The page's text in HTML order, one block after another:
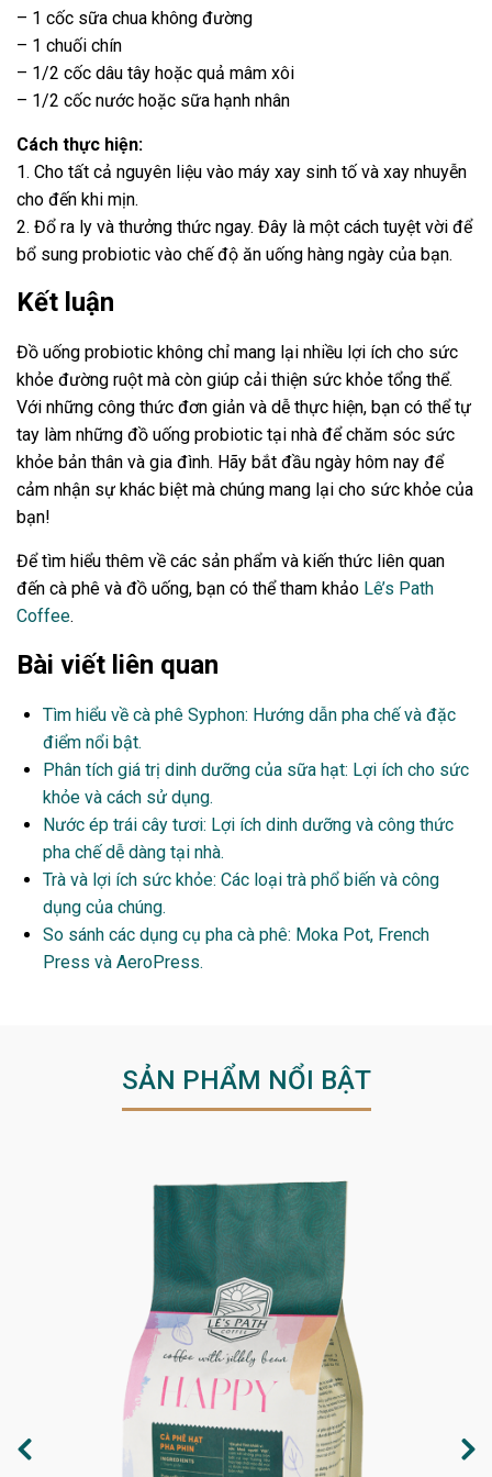
– 1 cốc sữa chua không đường
– 1 chuối chín
– 1/2 cốc dâu tây hoặc quả mâm xôi
– 1/2 cốc nước hoặc sữa hạnh nhân
Cách thực hiện:
1. Cho tất cả nguyên liệu vào máy xay sinh tố và xay nhuyễn
cho đến khi mịn.
2. Đổ ra ly và thưởng thức ngay. Đây là một cách tuyệt vời để
bổ sung probiotic vào chế độ ăn uống hàng ngày của bạn.
Kết luận
Đồ uống probiotic không chỉ mang lại nhiều lợi ích cho sức
khỏe đường ruột mà còn giúp cải thiện sức khỏe tổng thể.
Với những công thức đơn giản và dễ thực hiện, bạn có thể tự
tay làm những đồ uống probiotic tại nhà để chăm sóc sức
khỏe bản thân và gia đình. Hãy bắt đầu ngày hôm nay để
cảm nhận sự khác biệt mà chúng mang lại cho sức khỏe của
bạn!
Để tìm hiểu thêm về các sản phẩm và kiến thức liên quan
đến cà phê và đồ uống, bạn có thể tham khảo Lê’s Path
Coffee.
Bài viết liên quan
Tìm hiểu về cà phê Syphon: Hướng dẫn pha chế và đặc
điểm nổi bật.
Phân tích giá trị dinh dưỡng của sữa hạt: Lợi ích cho sức
khỏe và cách sử dụng.
Nước ép trái cây tươi: Lợi ích dinh dưỡng và công thức
pha chế dễ dàng tại nhà.
Trà và lợi ích sức khỏe: Các loại trà phổ biến và công
dụng của chúng.
So sánh các dụng cụ pha cà phê: Moka Pot, French
Press và AeroPress.
SẢN PHẨM NỔI BẬT